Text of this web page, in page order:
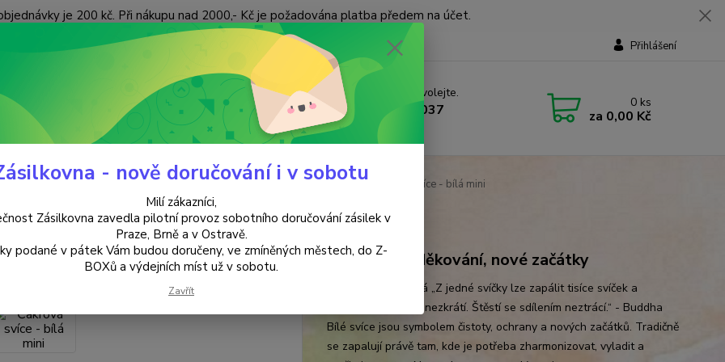
je 200 kč. Při nákupu nad 2000,- Kč je požadována platba předem na účet.
KONTAKTY Přihlášení
Hledat
Nevíte si rady? Zavolejte.
+420 737 737 037
(Po-Pá, 9-18 hod.)
0 ks
za 0,00 Kč
& SVÍCNY & SOLNÉ LAMPY SVÍČKY CEREUS čakrové svíce Čakrová svíce - bílá mini
svíce - bílá mini
Očištění, poděkování, nové začátky
Čakrová svíce - bílá „Z jedné svíčky lze zapálit tisíce svíček a
životnost svíčky se nezkrátí. Štěstí se sdílením neztrácí.“ - Buddha
Bílé svíce jsou symbolem čistoty, ochrany a nových začátků. Tradičně
se zapalují právě tam, kde je potřeba zharmonizovat, vyladit a
- nově doručování i v sobotu
Milí zákazníci,
Zásilkovna zavedla pilotní provoz sobotního doručování zásilek v
Praze, Brně a v Ostravě.
podané v pátek Vám budou doručeny, ve zmíněných městech, do Z-
BOXů a výdejních míst už v sobotu.
Zavřít